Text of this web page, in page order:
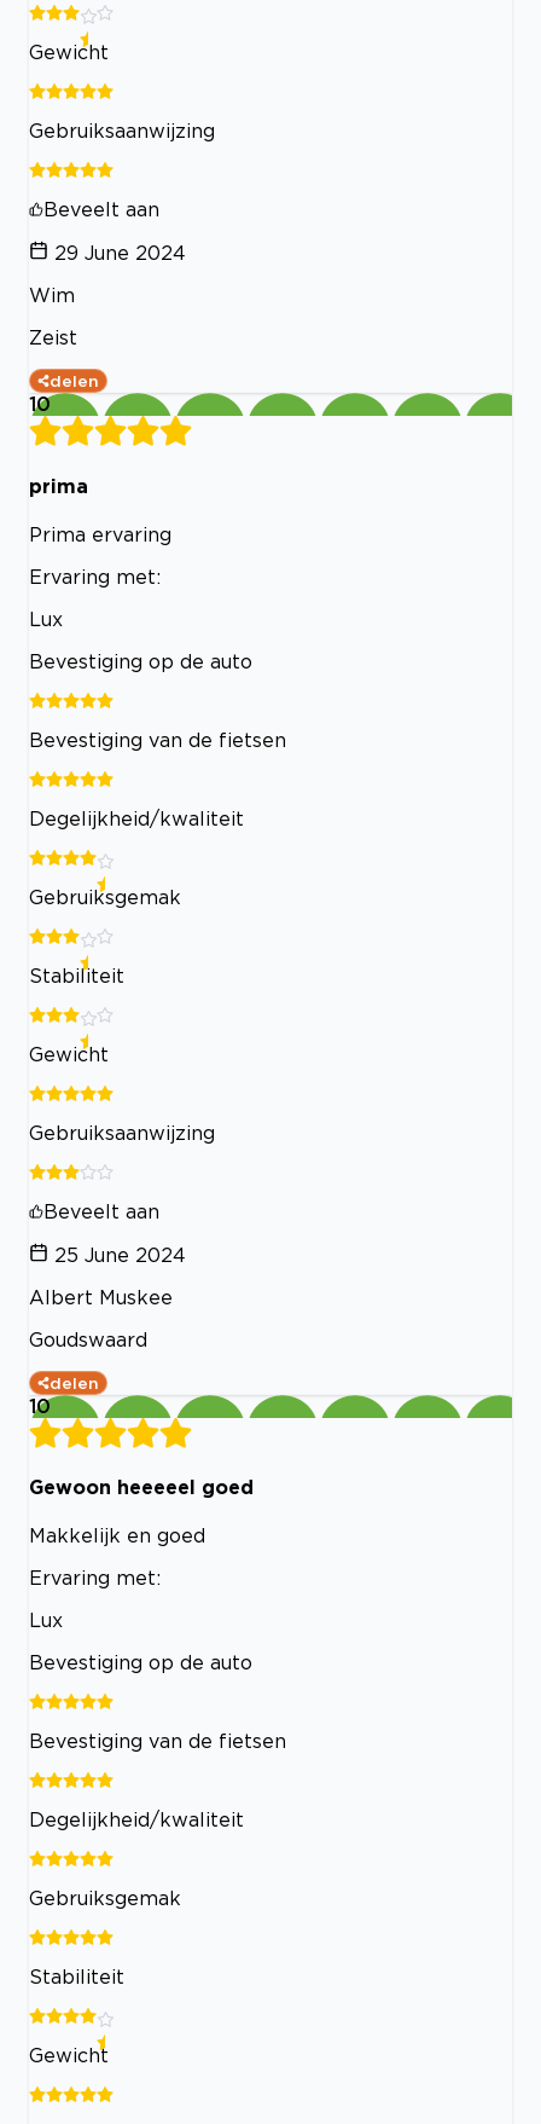
Gewicht
Gebruiksaanwijzing
Beveelt aan
29 June 2024
Wim
Zeist
delen
10
prima
Prima ervaring
Ervaring met:
Lux
Bevestiging op de auto
Bevestiging van de fietsen
Degelijkheid/kwaliteit
Gebruiksgemak
Stabiliteit
Gewicht
Gebruiksaanwijzing
Beveelt aan
25 June 2024
Albert Muskee
Goudswaard
delen
10
Gewoon heeeeel goed
Makkelijk en goed
Ervaring met:
Lux
Bevestiging op de auto
Bevestiging van de fietsen
Degelijkheid/kwaliteit
Gebruiksgemak
Stabiliteit
Gewicht